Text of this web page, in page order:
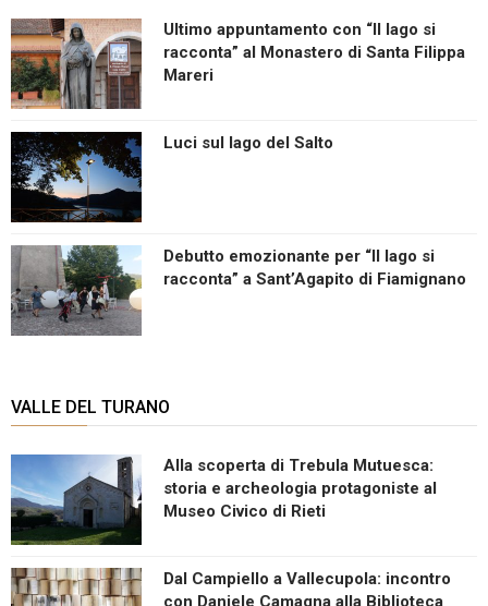
Ultimo appuntamento con “Il lago si
racconta” al Monastero di Santa Filippa
Mareri
Luci sul lago del Salto
Debutto emozionante per “Il lago si
racconta” a Sant’Agapito di Fiamignano
VALLE DEL TURANO
Alla scoperta di Trebula Mutuesca:
storia e archeologia protagoniste al
Museo Civico di Rieti
Dal Campiello a Vallecupola: incontro
con Daniele Camagna alla Biblioteca